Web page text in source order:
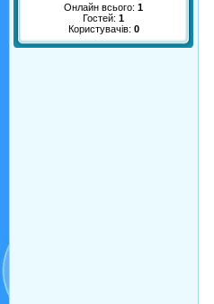
Онлайн всього: 1
Гостей: 1
Користувачів: 0